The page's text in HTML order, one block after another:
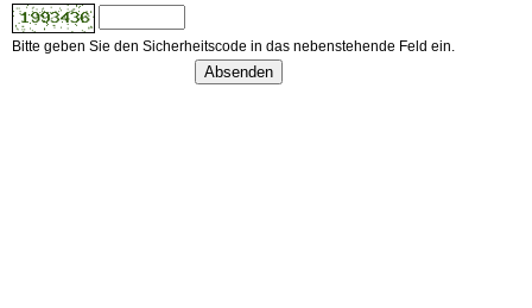
Bitte geben Sie den Sicherheitscode in das nebenstehende Feld ein.